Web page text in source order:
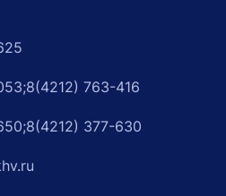
8(4212) 763-416
8(4212) 377-630